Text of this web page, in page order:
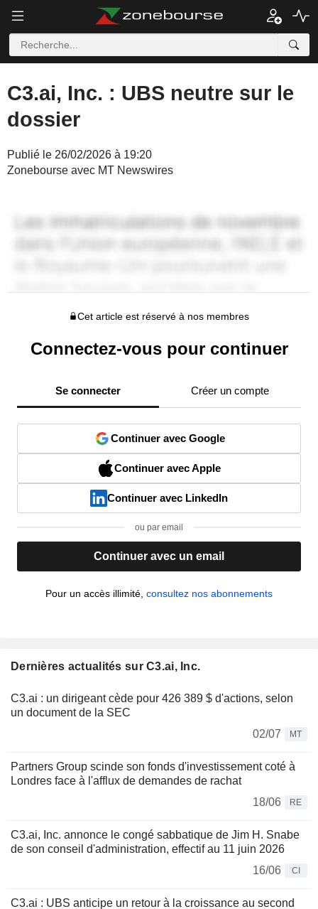
C3.ai, Inc. : UBS neutre sur le
dossier
Publié le 26/02/2026 à 19:20
Zonebourse avec MT Newswires
Cet article est réservé à nos membres
Connectez-vous pour continuer
Se connecter Créer un compte
Continuer avec Google
Continuer avec Apple
Continuer avec LinkedIn
ou par email
Continuer avec un email
Pour un accès illimité, consultez nos abonnements
Dernières actualités sur C3.ai, Inc.
C3.ai : un dirigeant cède pour 426 389 $ d'actions, selon
un document de la SEC
02/07
MT
Partners Group scinde son fonds d'investissement coté à
Londres face à l'afflux de demandes de rachat
18/06
RE
C3.ai, Inc. annonce le congé sabbatique de Jim H. Snabe
de son conseil d'administration, effectif au 11 juin 2026
16/06
CI
C3.ai : UBS anticipe un retour à la croissance au second